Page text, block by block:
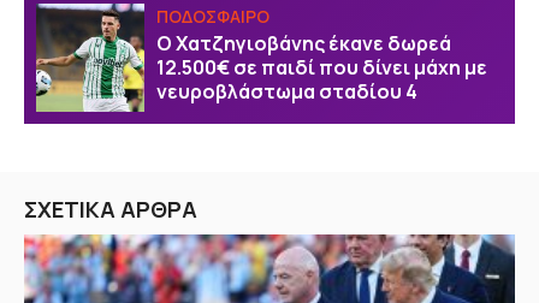
ΠΟΔΟΣΦΑΙΡΟ
Ο Χατζηγιοβάνης έκανε δωρεά
12.500€ σε παιδί που δίνει μάχη με
νευροβλάστωμα σταδίου 4
ΣΧΕΤΙΚΑ ΑΡΘΡΑ